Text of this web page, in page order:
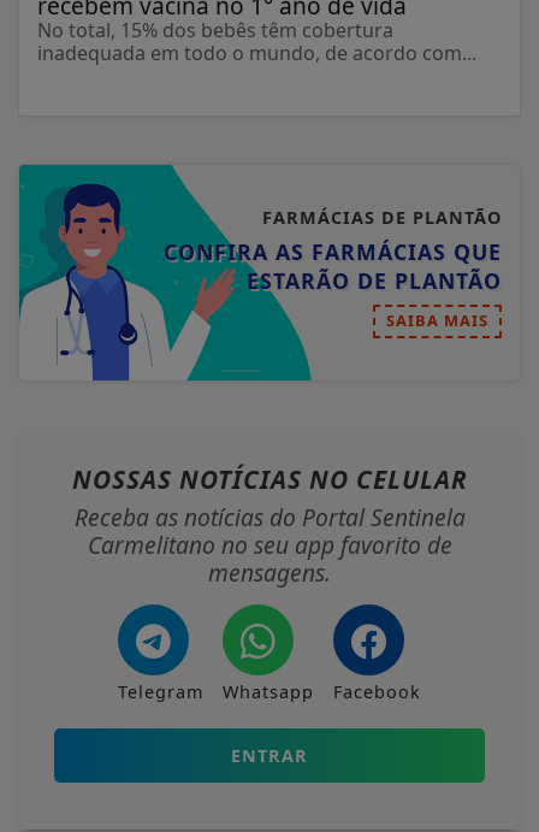
No total, 15% dos bebês têm cobertura
inadequada em todo o mundo, de acordo com...
FARMÁCIAS DE PLANTÃO
CONFIRA AS FARMÁCIAS QUE
ESTARÃO DE PLANTÃO
SAIBA MAIS
NOSSAS NOTÍCIAS NO CELULAR
Receba as notícias do Portal Sentinela
Carmelitano no seu app favorito de
mensagens.
Telegram Whatsapp Facebook
ENTRAR